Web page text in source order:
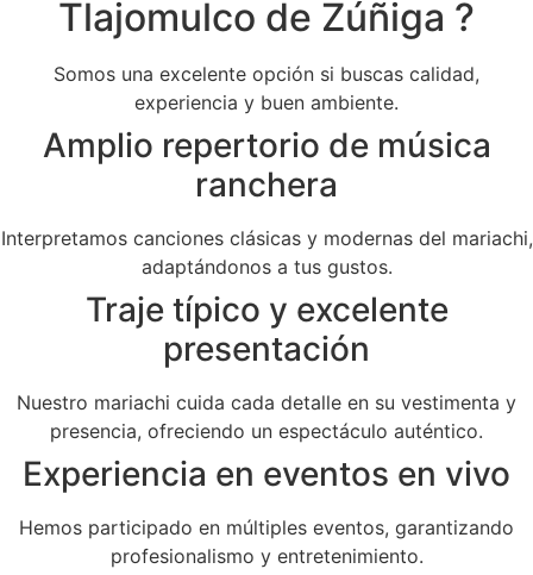
Tlajomulco de Zúñiga ?
Somos una excelente opción si buscas calidad,
experiencia y buen ambiente.
Amplio repertorio de música
ranchera
Interpretamos canciones clásicas y modernas del mariachi,
adaptándonos a tus gustos.
Traje típico y excelente
presentación
Nuestro mariachi cuida cada detalle en su vestimenta y
presencia, ofreciendo un espectáculo auténtico.
Experiencia en eventos en vivo
Hemos participado en múltiples eventos, garantizando
profesionalismo y entretenimiento.